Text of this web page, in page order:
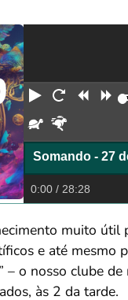
Reproduzir
Reiniciar
Devagar
Somando - 27
0:00 / 28:28
muito útil
e até mesmo
– o nosso clube de
às 2 da tarde.